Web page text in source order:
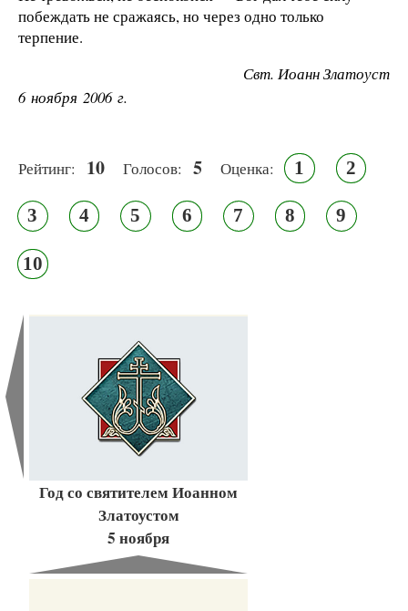
побеждать не сражаясь, но через одно только
терпение.
Свт. Иоанн Златоуст
6 ноября 2006 г.
Рейтинг: 10 Голосов: 5 Оценка: 1 2
3 4 5 6 7 8 9
10
Год со святителем Иоанном
Златоустом
5 ноября